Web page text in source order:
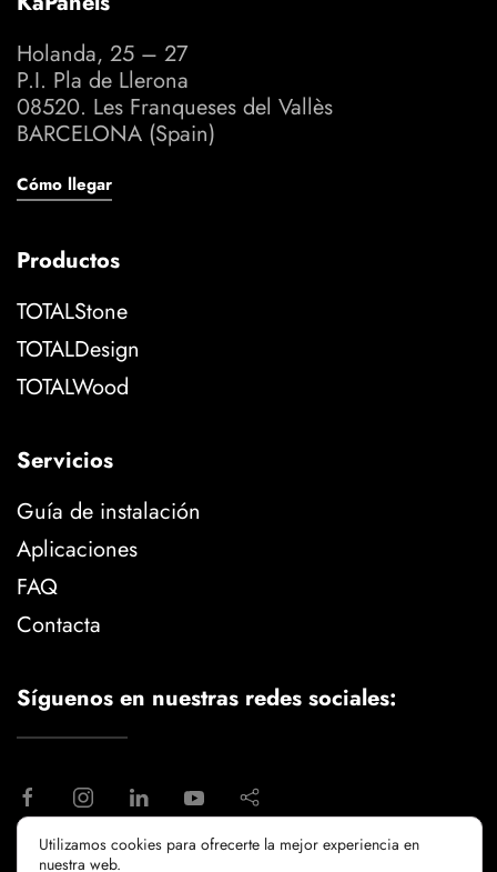
Holanda, 25 – 27
P.I. Pla de Llerona
08520. Les Franqueses del Vallès
BARCELONA (Spain)
Cómo llegar
Productos
TOTALStone
TOTALDesign
TOTALWood
Servicios
Guía de instalación
Aplicaciones
FAQ
Contacta
Síguenos en nuestras redes sociales:
Utilizamos cookies para ofrecerte la mejor experiencia en
nuestra web.